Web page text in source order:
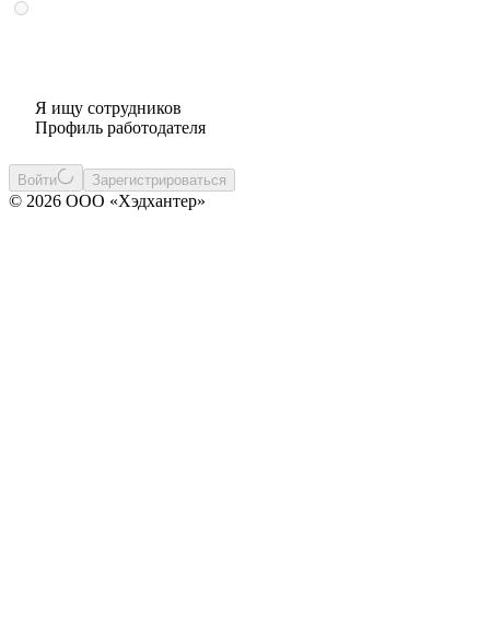
Я ищу сотрудников
Профиль работодателя
Войти Зарегистрироваться
© 2026 ООО «Хэдхантер»